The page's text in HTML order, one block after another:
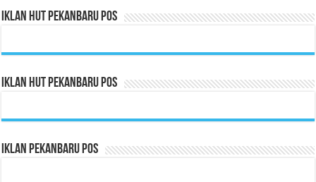
Iklan HUT Pekanbaru Pos
Iklan HUT Pekanbaru Pos
Iklan Pekanbaru Pos